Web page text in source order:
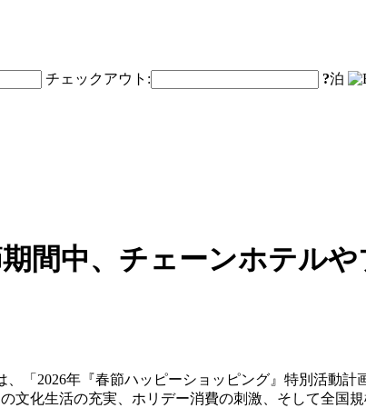
チェックアウト: ?泊
間中、チェーンホテル
、「2026年『春節ハッピーショッピング』特別活動
文化生活の充実、ホリデー消費の刺激、そして全国